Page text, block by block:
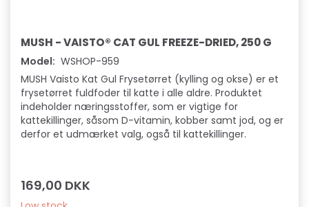
MUSH - VAISTO® CAT GUL FREEZE-DRIED, 250 G
Model: WSHOP-959
MUSH Vaisto Kat Gul Frysetørret (kylling og okse) er et
frysetørret fuldfoder til katte i alle aldre. Produktet
indeholder næringsstoffer, som er vigtige for
kattekillinger, såsom D-vitamin, kobber samt jod, og er
derfor et udmærket valg, også til kattekillinger.
169,00 DKK